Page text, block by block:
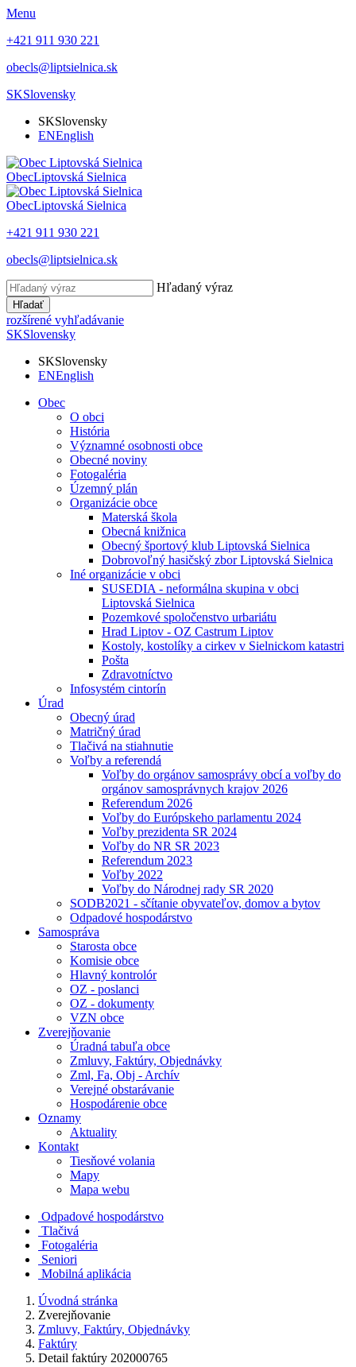
Menu
+421 911 930 221
obecls@liptsielnica.sk
SKSlovensky
SKSlovensky
ENEnglish
ObecLiptovská Sielnica
ObecLiptovská Sielnica
+421 911 930 221
obecls@liptsielnica.sk
Hľadaný výraz
Hľadať
rozšírené vyhľadávanie
SKSlovensky
SKSlovensky
ENEnglish
Obec
O obci
História
Významné osobnosti obce
Obecné noviny
Fotogaléria
Územný plán
Organizácie obce
Materská škola
Obecná knižnica
Obecný športový klub Liptovská Sielnica
Dobrovoľný hasičský zbor Liptovská Sielnica
Iné organizácie v obci
SUSEDIA - neformálna skupina v obci
Liptovská Sielnica
Pozemkové spoločenstvo urbariátu
Hrad Liptov - OZ Castrum Liptov
Kostoly, kostolíky a cirkev v Sielnickom katastri
Pošta
Zdravotníctvo
Infosystém cintorín
Úrad
Obecný úrad
Matričný úrad
Tlačivá na stiahnutie
Voľby a referendá
Voľby do orgánov samosprávy obcí a voľby do
orgánov samosprávnych krajov 2026
Referendum 2026
Voľby do Európskeho parlamentu 2024
Voľby prezidenta SR 2024
Voľby do NR SR 2023
Referendum 2023
Voľby 2022
Voľby do Národnej rady SR 2020
SODB2021 - sčítanie obyvateľov, domov a bytov
Odpadové hospodárstvo
Samospráva
Starosta obce
Komisie obce
Hlavný kontrolór
OZ - poslanci
OZ - dokumenty
VZN obce
Zverejňovanie
Úradná tabuľa obce
Zmluvy, Faktúry, Objednávky
Zml, Fa, Obj - Archív
Verejné obstarávanie
Hospodárenie obce
Oznamy
Aktuality
Kontakt
Tiesňové volania
Mapy
Mapa webu
Odpadové hospodárstvo
Tlačivá
Fotogaléria
Seniori
Mobilná aplikácia
Úvodná stránka
Zverejňovanie
Zmluvy, Faktúry, Objednávky
Faktúry
Detail faktúry 202000765